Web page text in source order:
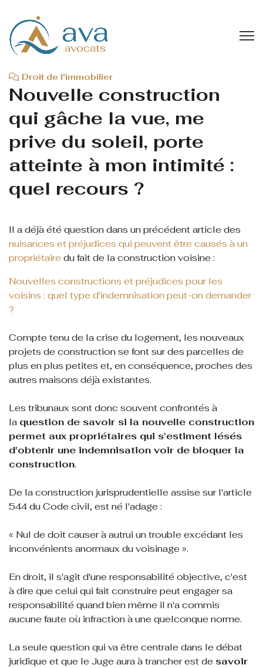
Droit de l'immobilier
Nouvelle construction
qui gâche la vue, me
prive du soleil, porte
atteinte à mon intimité :
quel recours ?
Il a déjà été question dans un précédent article des
nuisances et préjudices qui peuvent être causés à un
propriétaire du fait de la construction voisine :
Nouvelles constructions et préjudices pour les
voisins : quel type d'indemnisation peut-on demander
?
Compte tenu de la crise du logement, les nouveaux
projets de construction se font sur des parcelles de
plus en plus petites et, en conséquence, proches des
autres maisons déjà existantes.
Les tribunaux sont donc souvent confrontés à
la question de savoir si la nouvelle construction
permet aux propriétaires qui s'estiment lésés
d'obtenir une indemnisation voir de bloquer la
construction.
De la construction jurisprudentielle assise sur l'article
544 du Code civil, est né l'adage :
« Nul de doit causer à autrui un trouble excédant les
inconvénients anormaux du voisinage ».
En droit, il s'agit d'une responsabilité objective, c'est
à dire que celui qui fait construire peut engager sa
responsabilité quand bien même il n'a commis
aucune faute où infraction à une quelconque norme.
La seule question qui va être centrale dans le débat
juridique et que le Juge aura à trancher est de savoir